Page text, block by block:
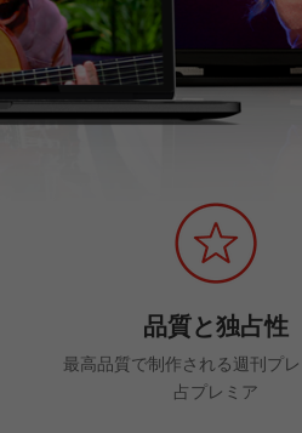
品質と独占性
最高品質で制作される週刊プ
占プレミア